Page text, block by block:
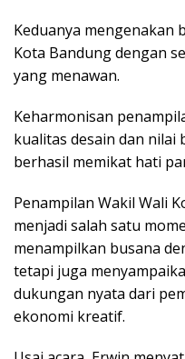
Keduanya mengenakan
Kota Bandung dengan
yang menawan.
Keharmonisan
kualitas desain dan nilai
berhasil memikat hati
Penampilan Wakil Wali
menjadi salah satu
menampilkan busana
tetapi juga
dukungan nyata dari
ekonomi kreatif.